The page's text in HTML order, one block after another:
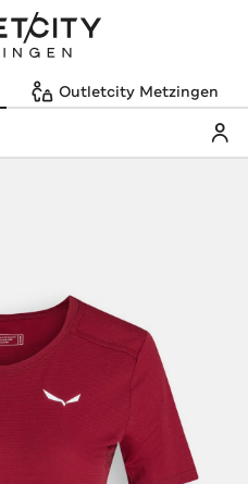
Outletcity Metzingen